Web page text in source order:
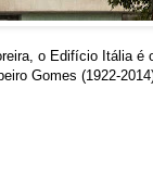
o Edifício Itália é
Gomes (1922-